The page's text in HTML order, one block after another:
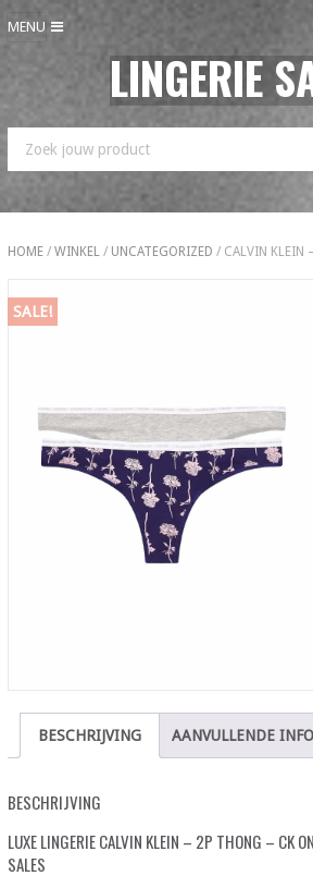
MENU
LINGERIE
HOME/ WINKEL/ UNCATEGORIZED / CALVIN KLEIN
SALE!
BESCHRIJVING AANVULLENDE
BESCHRIJVING
LUXE LINGERIE CALVIN KLEIN – 2P THONG – CK
SALES